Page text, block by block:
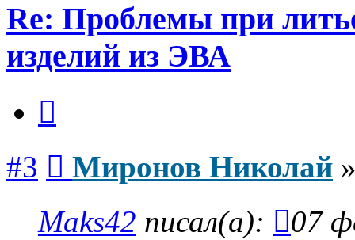
Re: Проблемы при
изделий из ЭВА
#3 Миронов Николай
Maks42 писал(а):
07